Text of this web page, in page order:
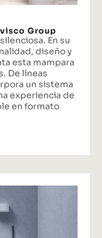
Group
En su
diseño y
esta mampara
De líneas
un sistema
experiencia de
en formato